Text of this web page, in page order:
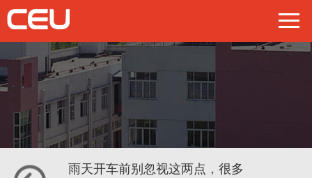
雨天开车前别忽视这两点，很多